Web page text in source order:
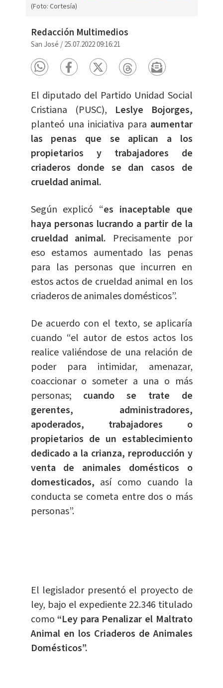
(Foto: Cortesía)
Redacción Multimedios
San José /25.07.2022 09:16:21
El diputado del Partido Unidad Social
Cristiana (PUSC), Leslye Bojorges,
planteó una iniciativa para aumentar
las penas que se aplican a los
propietarios y trabajadores de
criaderos donde se dan casos de
crueldad animal.
Según explicó “es inaceptable que
haya personas lucrando a partir de la
crueldad animal. Precisamente por
eso estamos aumentado las penas
para las personas que incurren en
estos actos de crueldad animal en los
criaderos de animales domésticos”.
De acuerdo con el texto, se aplicaría
cuando “el autor de estos actos los
realice valiéndose de una relación de
poder para intimidar, amenazar,
coaccionar o someter a una o más
personas; cuando se trate de
gerentes, administradores,
apoderados, trabajadores o
propietarios de un establecimiento
dedicado a la crianza, reproducción y
venta de animales domésticos o
domesticados, así como cuando la
conducta se cometa entre dos o más
personas”.
El legislador presentó el proyecto de
ley, bajo el expediente 22.346 titulado
como“Ley para Penalizar el Maltrato
Animal en los Criaderos de Animales
Domésticos”.